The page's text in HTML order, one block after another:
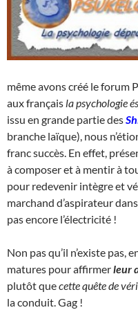
même avons créé le forum
aux français la psychologie
issu en grande partie des
branche laïque), nous
franc succès. En effet,
à composer et à mentir à
pour redevenir intègre et
marchand d’aspirateur
pas encore l’électricité !
Non pas qu’il n’existe pas,
matures pour affirmerleur
plutôt quecette quête de
la conduit. Gag !